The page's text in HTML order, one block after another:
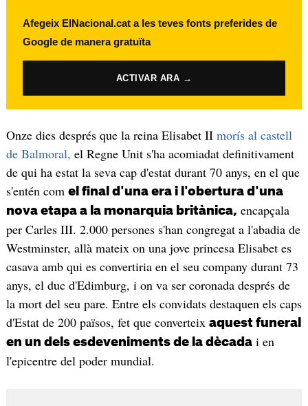
Afegeix ElNacional.cat a les teves fonts preferides de
Google de manera gratuïta
ACTIVAR ARA →
Onze dies després que la reina Elisabet II morís al castell
de Balmoral, el Regne Unit s'ha acomiadat definitivament
de qui ha estat la seva cap d'estat durant 70 anys, en el que
s'entén com el final d'una era i l'obertura d'una
nova etapa a la monarquia britànica, encapçala
per Carles III. 2.000 persones s'han congregat a l'abadia de
Westminster, allà mateix on una jove princesa Elisabet es
casava amb qui es convertiria en el seu company durant 73
anys, el duc d'Edimburg, i on va ser coronada després de
la mort del seu pare. Entre els convidats destaquen els caps
d'Estat de 200 països, fet que converteix aquest funeral
en un dels esdeveniments de la dècadai en
l'epicentre del poder mundial.